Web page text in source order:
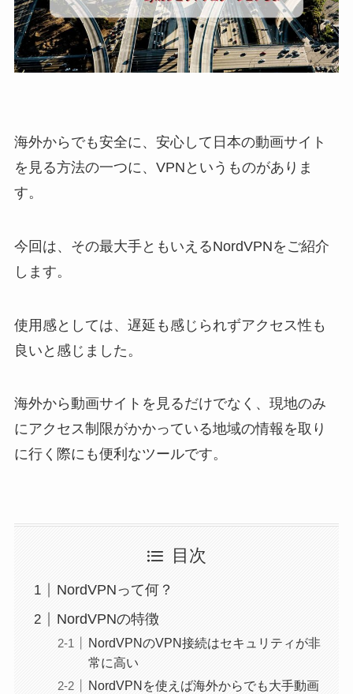
海外からでも安全に、安心して日本の動画サイト
を見る方法の一つに、VPNというものがありま
す。
今回は、その最大手ともいえるNordVPNをご紹介
します。
使用感としては、遅延も感じられずアクセス性も
良いと感じました。
海外から動画サイトを見るだけでなく、現地のみ
にアクセス制限がかかっている地域の情報を取り
に行く際にも便利なツールです。
目次
NordVPNって何？
NordVPNの特徴
NordVPNのVPN接続はセキュリティが非
常に高い
NordVPNを使えば海外からでも大手動画